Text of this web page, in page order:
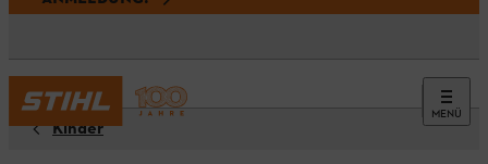
MENÜ
Kinder